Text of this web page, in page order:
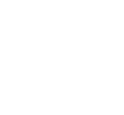
любого другого ведомства,
звания Героя Труда
«Ромашка» об устранении
по имуществу Ростовской